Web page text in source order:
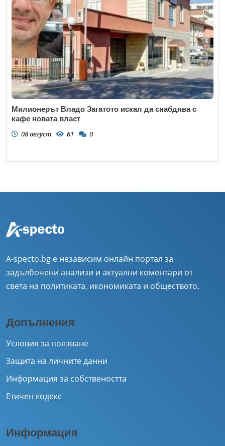
Милионерът Владо Загатото искал да снабдява с
кафе новата власт
08 август 61 0
A-specto.bg е независим онлайн портал за
задълбочени анализи и актуални коментари от
света на политиката, икономиката и обществото.
Допълнения
Условия за ползване
Защита на личните данни
Информация за собствеността
Етичен кодекс
Информация